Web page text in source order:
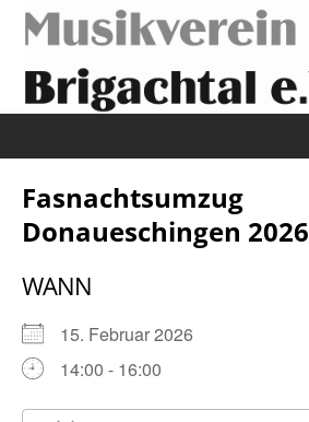
Fasnachtsumzug
Donaueschingen 2026
WANN
15. Februar 2026
14:00 - 16:00